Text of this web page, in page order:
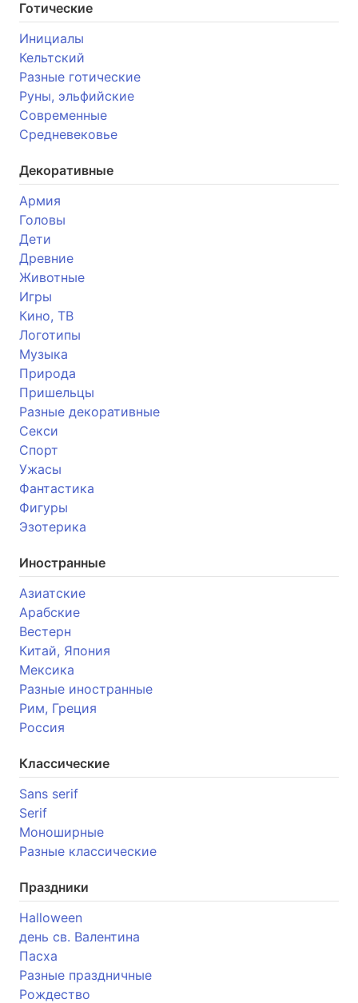
Готические
Инициалы
Кельтский
Разные готические
Руны, эльфийские
Современные
Средневековье
Декоративные
Армия
Головы
Дети
Древние
Животные
Игры
Кино, ТВ
Логотипы
Музыка
Природа
Пришельцы
Разные декоративные
Секси
Спорт
Ужасы
Фантастика
Фигуры
Эзотерика
Иностранные
Азиатские
Арабские
Вестерн
Китай, Япония
Мексика
Разные иностранные
Рим, Греция
Россия
Классические
Sans serif
Serif
Моноширные
Разные классические
Праздники
Halloween
день св. Валентина
Пасха
Разные праздничные
Рождество